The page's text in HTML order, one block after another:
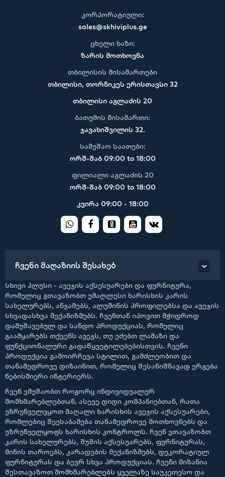
კორპორატიული:
sales@skhiviplus.ge
ცხელი ხაზი:
ზარის მოთხოვნა
თბილისის მისამართები
თბილისი, თორნიკეს ერისთავსი 32
თბილისი აგლაძის 20
ბათუმის მისამართი:
ჯავახიშვილის 32.
სამუშაო საათები:
ორშ-შაბ 09:00 to 18:00
ფილიალი აგლაძის 20
ორშ-შაბ 09:00 to 18:00
კვირა 09:00 - 18:00
ჩვენი მაღაზიის შესახებ
სხივი პლუსი - ავეჯის აქსესუარები და ფურნიტურა,
რომელიც გთავაზობთ უმაღლესი ხარისხის კარის
სახელურებს, ანჯამებს, ალუმინის პროფილებსა და ავეჯის
სხვადასხვა მექანიზმებს. ჩვენთან იპოვით მჭიდროდ
დამუშავებულ და სანდო პროდუქციას, რომელიც
გაამყარებს თქვენს ავეჯს, თუ ეძებთ ლამაზი და
ფუნქციონალური გადაწყვეტილებებისთვის. ჩვენი
პროდუქცია გამოირჩევა სტილით, გამძლეობით და
თანამედროვე დიზაინით, რომელიც შესანიშნავად ერგება
ნებისმიერი ინტერიერს.
ჩვენ ვმუშაობთ როგორც ინდივიდუალურ
მომხმარებლებთან, ასევე დიდი კომპანიებთან, რათა
უზრუნველვყოთ მაღალი ხარისხის ავეჯის აქსესუარები,
რომლებიც შეესაბამება თანამედროვე მოთხოვნებს და
უზრუნველყოფს ხარისხის კონტროლს. ჩვენ ვთავაზობთ
კარის სახელურებს, შუშის აქსესუარებს, ფურნიტურას,
მინის თაროებს, კარადების მექანიზმებს, დეკორატიულ
ფურნიტურას და ბევრ სხვა პროდუქციას. ჩვენი მიზანია
შესთავაზოთ მომხმარებლებს ყველაზე საუკეთესო და